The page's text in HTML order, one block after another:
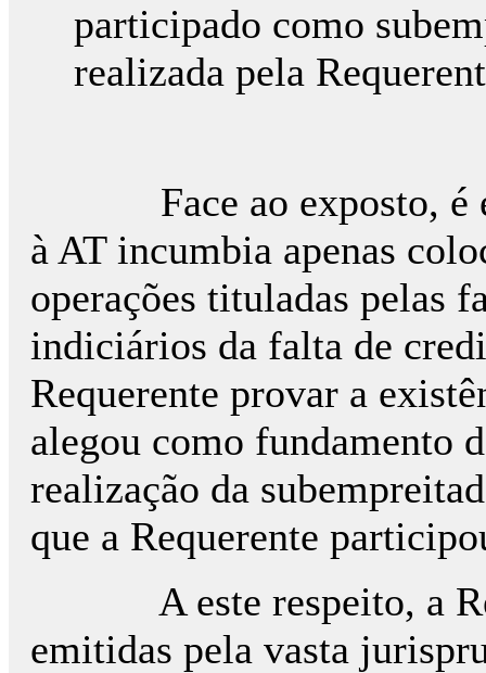
participado como
realizada pela
Face ao exposto, é
à AT incumbia apenas
operações tituladas pelas
indiciários da falta de
Requerente provar a
alegou como fundamento
realização da
que a Requerente
A este respeito, a
emitidas pela vasta